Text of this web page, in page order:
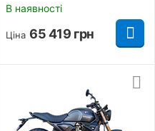
В наявності
Ціна 65 419 грн